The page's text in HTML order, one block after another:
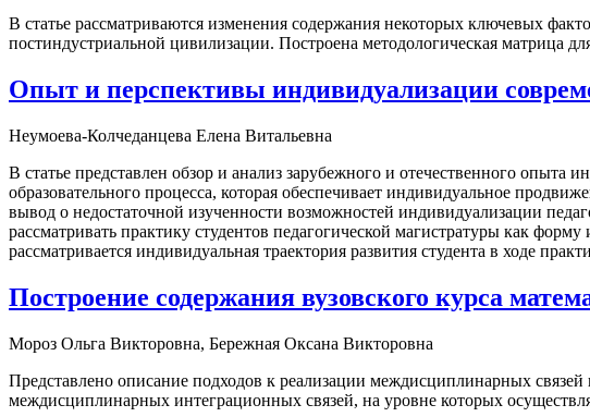
В статье рассматриваются изменения содержания некоторых ключевых
постиндустриальной цивилизации. Построена методологическая матрица
Опыт и перспективы индивидуализации
Неумоева-Колчеданцева Елена Витальевна
В статье представлен обзор и анализ зарубежного и отечественного опыта
образовательного процесса, которая обеспечивает индивидуальное
вывод о недостаточной изученности возможностей индивидуализации
рассматривать практику студентов педагогической магистратуры как
рассматривается индивидуальная траектория развития студента в ходе
Построение содержания вузовского курса
Мороз Ольга Викторовна, Бережная Оксана Викторовна
Представлено описание подходов к реализации междисциплинарных связей
междисциплинарных интеграционных связей, на уровне которых